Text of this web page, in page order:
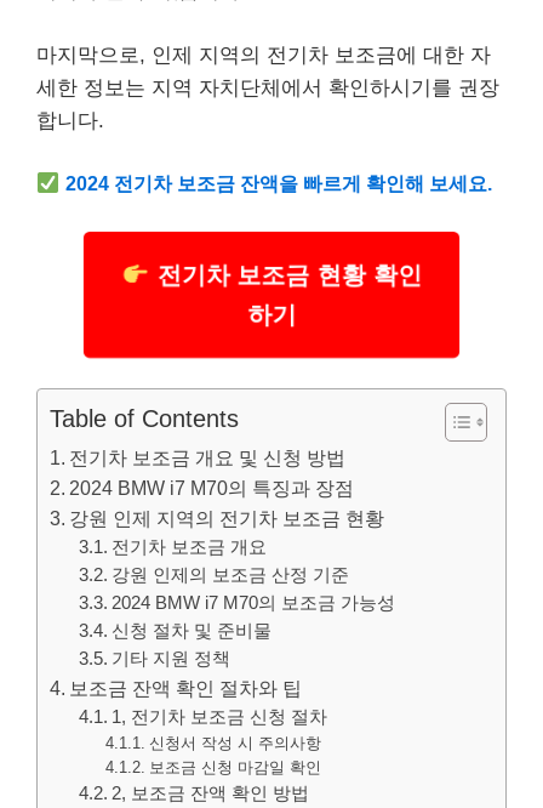
마지막으로, 인제 지역의 전기차 보조금에 대한 자
세한 정보는 지역 자치단체에서 확인하시기를 권장
합니다.
2024 전기차 보조금 잔액을 빠르게 확인해 보세요.
전기차 보조금 현황 확인
하기
Table of Contents
전기차 보조금 개요 및 신청 방법
2024 BMW i7 M70의 특징과 장점
강원 인제 지역의 전기차 보조금 현황
전기차 보조금 개요
강원 인제의 보조금 산정 기준
2024 BMW i7 M70의 보조금 가능성
신청 절차 및 준비물
기타 지원 정책
보조금 잔액 확인 절차와 팁
1, 전기차 보조금 신청 절차
신청서 작성 시 주의사항
보조금 신청 마감일 확인
2, 보조금 잔액 확인 방법